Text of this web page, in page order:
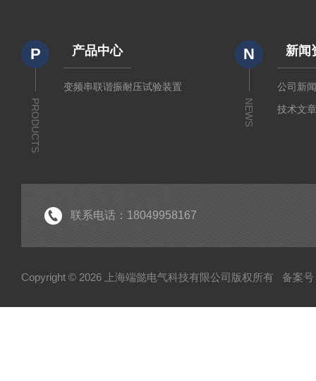
P
PRODUCTS
产品中心
变频串联谐振耐压试验装置
N
NEWS
新闻
公司新
技术文
联系电话：18049958167
Copyright © 2026 上海端懿电气科技有限公司版权所有 备案号